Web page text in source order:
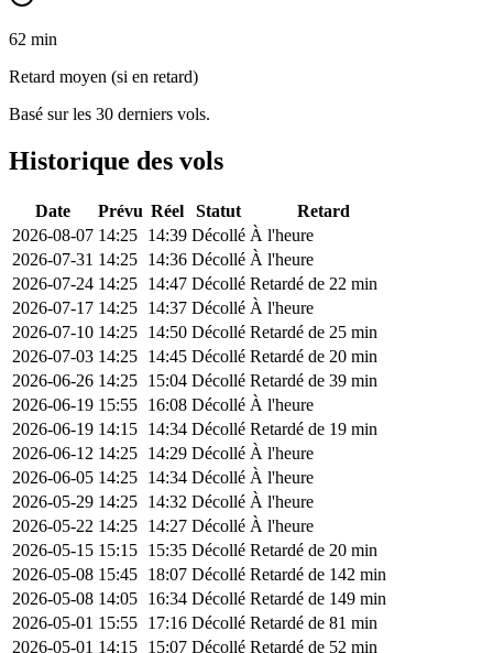
62 min
Retard moyen (si en retard)
Basé sur les 30 derniers vols.
Historique des vols
Date Prévu Réel Statut
Retard
2026-08-07 14:25 14:39 Décollé À l'heure
2026-07-31 14:25 14:36 Décollé À l'heure
2026-07-24 14:25 14:47 Décollé Retardé de 22 min
2026-07-17 14:25 14:37 Décollé À l'heure
2026-07-10 14:25 14:50 Décollé Retardé de 25 min
2026-07-03 14:25 14:45 Décollé Retardé de 20 min
2026-06-26 14:25 15:04 Décollé Retardé de 39 min
2026-06-19 15:55 16:08 Décollé À l'heure
2026-06-19 14:15 14:34 Décollé Retardé de 19 min
2026-06-12 14:25 14:29 Décollé À l'heure
2026-06-05 14:25 14:34 Décollé À l'heure
2026-05-29 14:25 14:32 Décollé À l'heure
2026-05-22 14:25 14:27 Décollé À l'heure
2026-05-15 15:15 15:35 Décollé Retardé de 20 min
2026-05-08 15:45 18:07 Décollé Retardé de 142 min
2026-05-08 14:05 16:34 Décollé Retardé de 149 min
2026-05-01 15:55 17:16 Décollé Retardé de 81 min
2026-05-01 14:15 15:07 Décollé Retardé de 52 min